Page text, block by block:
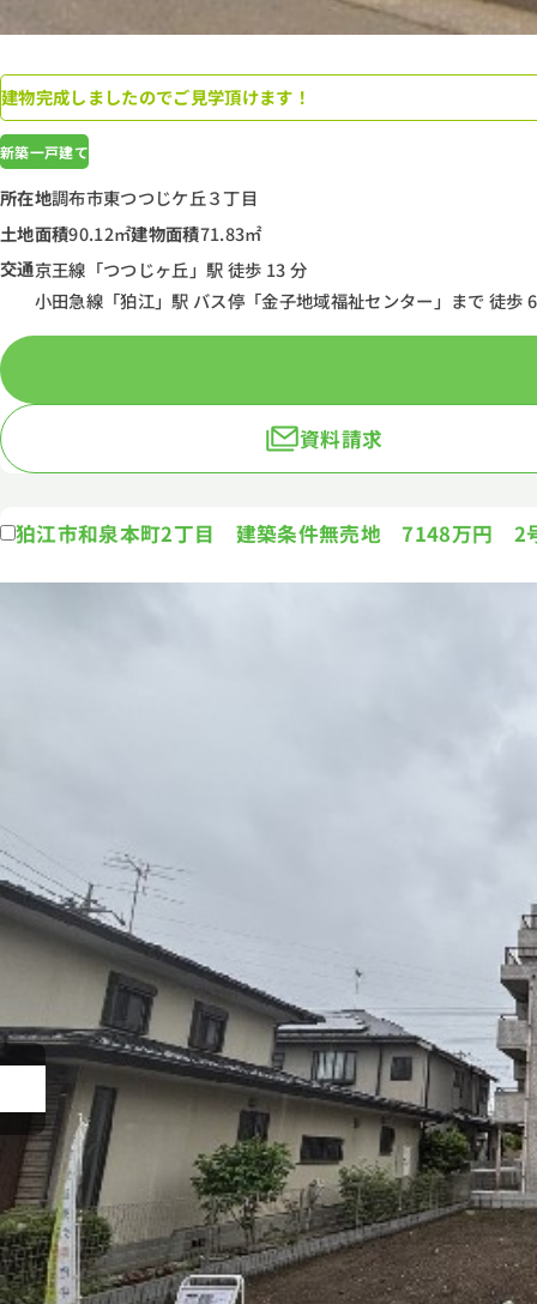
建物完成しましたのでご見学頂けます！
新築一戸建て
所在地調布市東つつじケ丘３丁目
土地面積90.12㎡建物面積71.83㎡
交通京王線「つつじヶ丘」駅 徒歩 13 分
小田急線「狛江」駅 バス停「金子地域福祉センター」まで 徒歩
資料請求
狛江市和泉本町2丁目 建築条件無売地 7148万円 2